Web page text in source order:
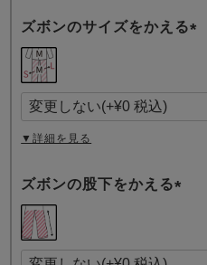
ズボンのサイズをかえる
須
)
▼詳細を見る
ズボンの股下をかえる
須